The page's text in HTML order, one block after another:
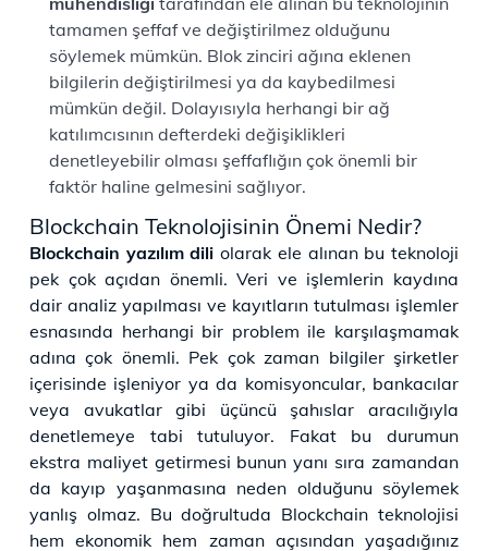
tamamen şeffaf ve değiştirilmez olduğunu
söylemek mümkün. Blok zinciri ağına eklenen
bilgilerin değiştirilmesi ya da kaybedilmesi
mümkün değil. Dolayısıyla herhangi bir ağ
katılımcısının defterdeki değişiklikleri
denetleyebilir olması şeffaflığın çok önemli bir
faktör haline gelmesini sağlıyor.
Blockchain Teknolojisinin Önemi Nedir?
Blockchain yazılım diliolarak ele alınan bu teknoloji
pek çok açıdan önemli. Veri ve işlemlerin kaydına
dair analiz yapılması ve kayıtların tutulması işlemler
esnasında herhangi bir problem ile karşılaşmamak
adına çok önemli. Pek çok zaman bilgiler şirketler
içerisinde işleniyor ya da komisyoncular, bankacılar
veya avukatlar gibi üçüncü şahıslar aracılığıyla
denetlemeye tabi tutuluyor. Fakat bu durumun
ekstra maliyet getirmesi bunun yanı sıra zamandan
da kayıp yaşanmasına neden olduğunu söylemek
yanlış olmaz. Bu doğrultuda Blockchain teknolojisi
hem ekonomik hem zaman açısından yaşadığınız